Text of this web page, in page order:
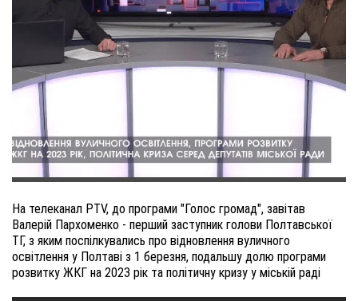
На телеканал PTV, до програми "Голос громад", завітав
Валерій Пархоменко - перший заступник голови Полтавської
ТГ, з яким поспілкувались про відновлення вуличного
освітлення у Полтаві з 1 березня, подальшу долю програми
розвитку ЖКГ на 2023 рік та політичну кризу у міській раді